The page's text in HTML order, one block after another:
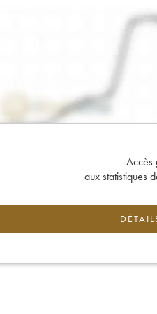
Accès
aux statistiques